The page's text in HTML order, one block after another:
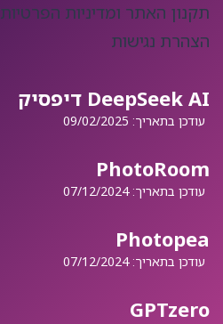
תקנון האתר ומדיניות הפרטיות
הצהרת נגישות
DeepSeek AI דיפסיק
עודכן בתאריך: 09/02/2025
PhotoRoom
עודכן בתאריך:07/12/2024
Photopea
עודכן בתאריך:07/12/2024
GPTzero